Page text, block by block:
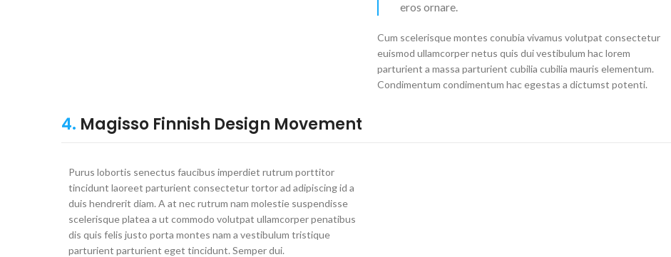
eros ornare.
Cum scelerisque montes conubia vivamus volutpat consectetur
euismod ullamcorper netus quis dui vestibulum hac lorem
parturient a massa parturient cubilia cubilia mauris elementum.
Condimentum condimentum hac egestas a dictumst potenti.
4. Magisso Finnish Design Movement
Purus lobortis senectus faucibus imperdiet rutrum porttitor
tincidunt laoreet parturient consectetur tortor ad adipiscing id a
duis hendrerit diam. A at nec rutrum nam molestie suspendisse
scelerisque platea a ut commodo volutpat ullamcorper penatibus
dis quis felis justo porta montes nam a vestibulum tristique
parturient parturient eget tincidunt. Semper dui.